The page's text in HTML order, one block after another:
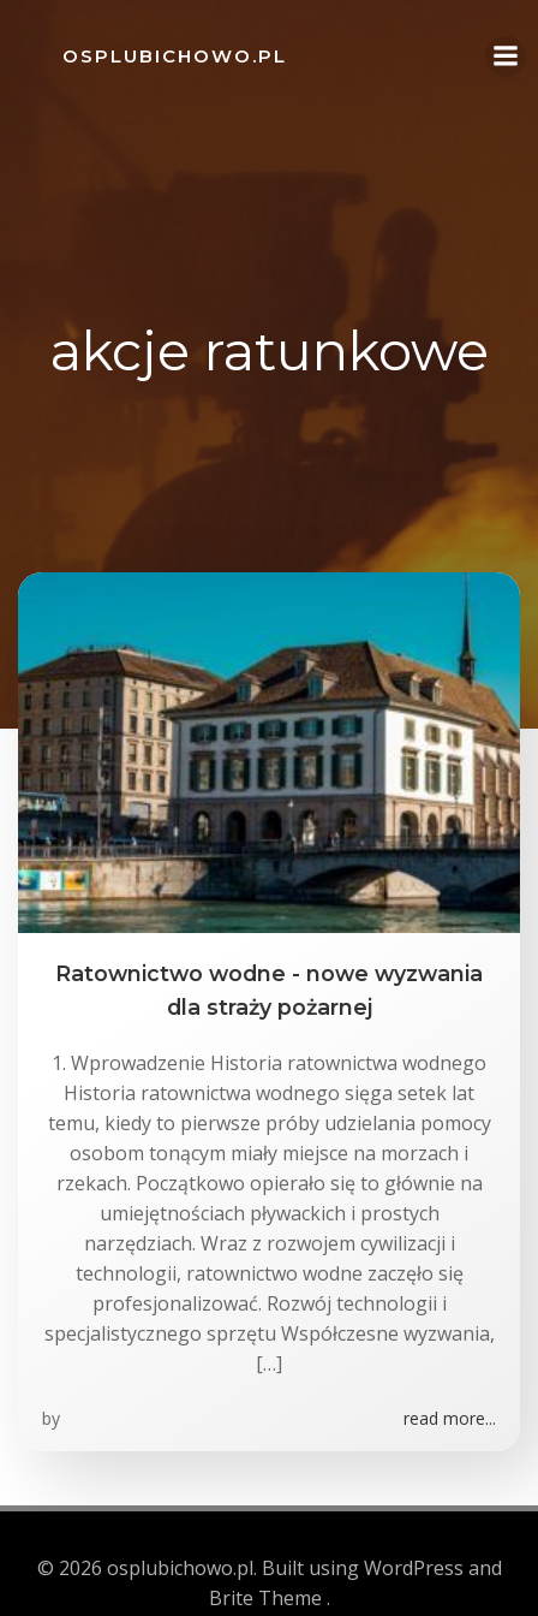
content
OSPLUBICHOWO.PL
akcje ratunkowe
Ratownictwo wodne - nowe wyzwania
dla straży pożarnej
1. Wprowadzenie Historia ratownictwa wodnego
Historia ratownictwa wodnego sięga setek lat
temu, kiedy to pierwsze próby udzielania pomocy
osobom tonącym miały miejsce na morzach i
rzekach. Początkowo opierało się to głównie na
umiejętnościach pływackich i prostych
narzędziach. Wraz z rozwojem cywilizacji i
technologii, ratownictwo wodne zaczęło się
profesjonalizować. Rozwój technologii i
specjalistycznego sprzętu Współczesne wyzwania,
[…]
by read more...
© 2026 osplubichowo.pl. Built using WordPress and
Brite Theme .